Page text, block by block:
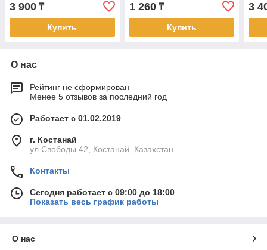
3 900 ₸
Купить
1 260₸
Купить
3
О нас
Рейтинг не сформирован
Менее 5 отзывов за последний год
Работает с 01.02.2019
г. Костанай
ул.Свободы 42, Костанай, Казахстан
Контакты
Сегодня работает с 09:00 до 18:00
Показать весь график работы
О нас